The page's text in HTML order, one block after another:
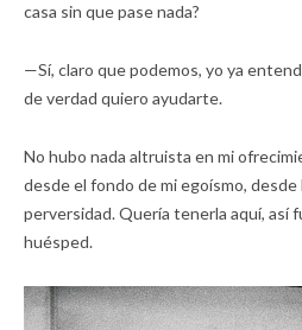
casa sin que pase nada?
—Sí, claro que podemos, yo ya
de verdad quiero ayudarte.
No hubo nada altruista en mi
desde el fondo de mi egoísmo,
perversidad. Quería tenerla aquí, así
huésped.